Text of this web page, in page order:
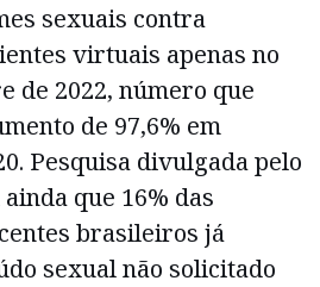
sexuais contra
virtuais apenas no
de 2022, número que
de 97,6% em
Pesquisa divulgada pelo
que 16% das
brasileiros já
sexual não solicitado